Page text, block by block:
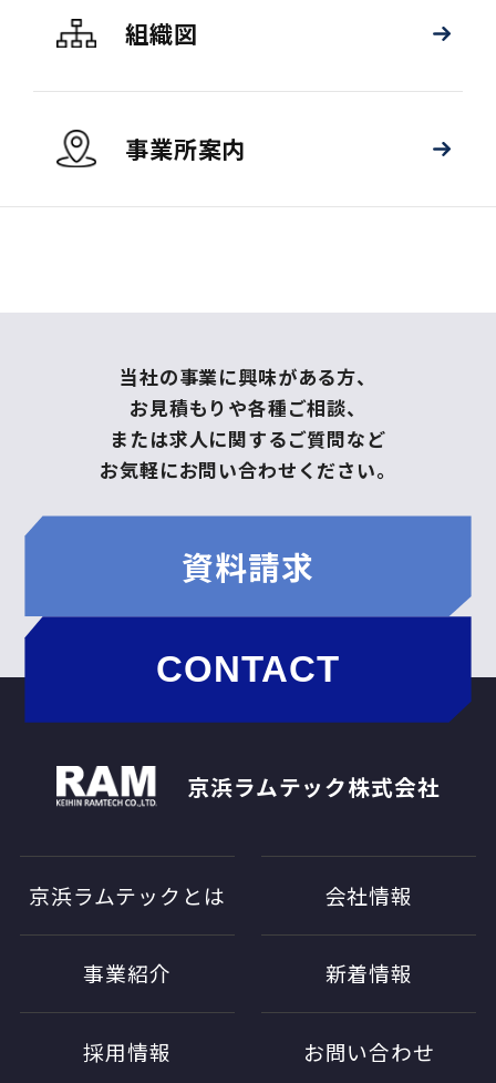
組織図
事業所案内
当社の事業に興味がある方、
お見積もりや各種ご相談、
または求人に関するご質問など
お気軽にお問い合わせください。
資料請求
CONTACT
京浜ラムテック株式会社
京浜ラムテックとは 会社情報
事業紹介 新着情報
採用情報 お問い合わせ